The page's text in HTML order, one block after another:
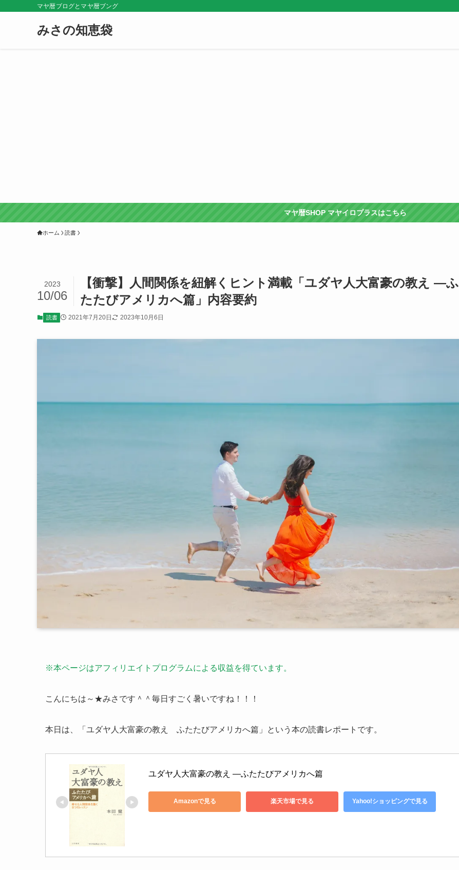
マヤ暦ブログとマヤ暦ブング
みさの知恵袋
マヤ暦SHOP マヤイロプラスはこちら
ホーム 読書
【衝撃】人間関係を紐解くヒント満載「ユダヤ人大富豪の教え ―ふ
たたびアメリカへ篇」内容要約
2023
10/06
読書 2021年7月20日 2023年10月6日
※本ページはアフィリエイトプログラムによる収益を得ています。
こんにちは～★みさです＾＾毎日すごく暑いですね！！！
本日は、「ユダヤ人大富豪の教え ふたたびアメリカへ篇」という本の読書レポートです。
ユダヤ人大富豪の教え ―ふたたびアメリカへ篇
Amazonで見る 楽天市場で見る Yahoo!ショッピングで見る